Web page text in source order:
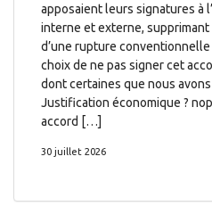
apposaient leurs signatures à
interne et externe,
d’une rupture
choix de ne pas signer cet
dont certaines que nous
Justification économique ?
accord […]
30 juillet 2026